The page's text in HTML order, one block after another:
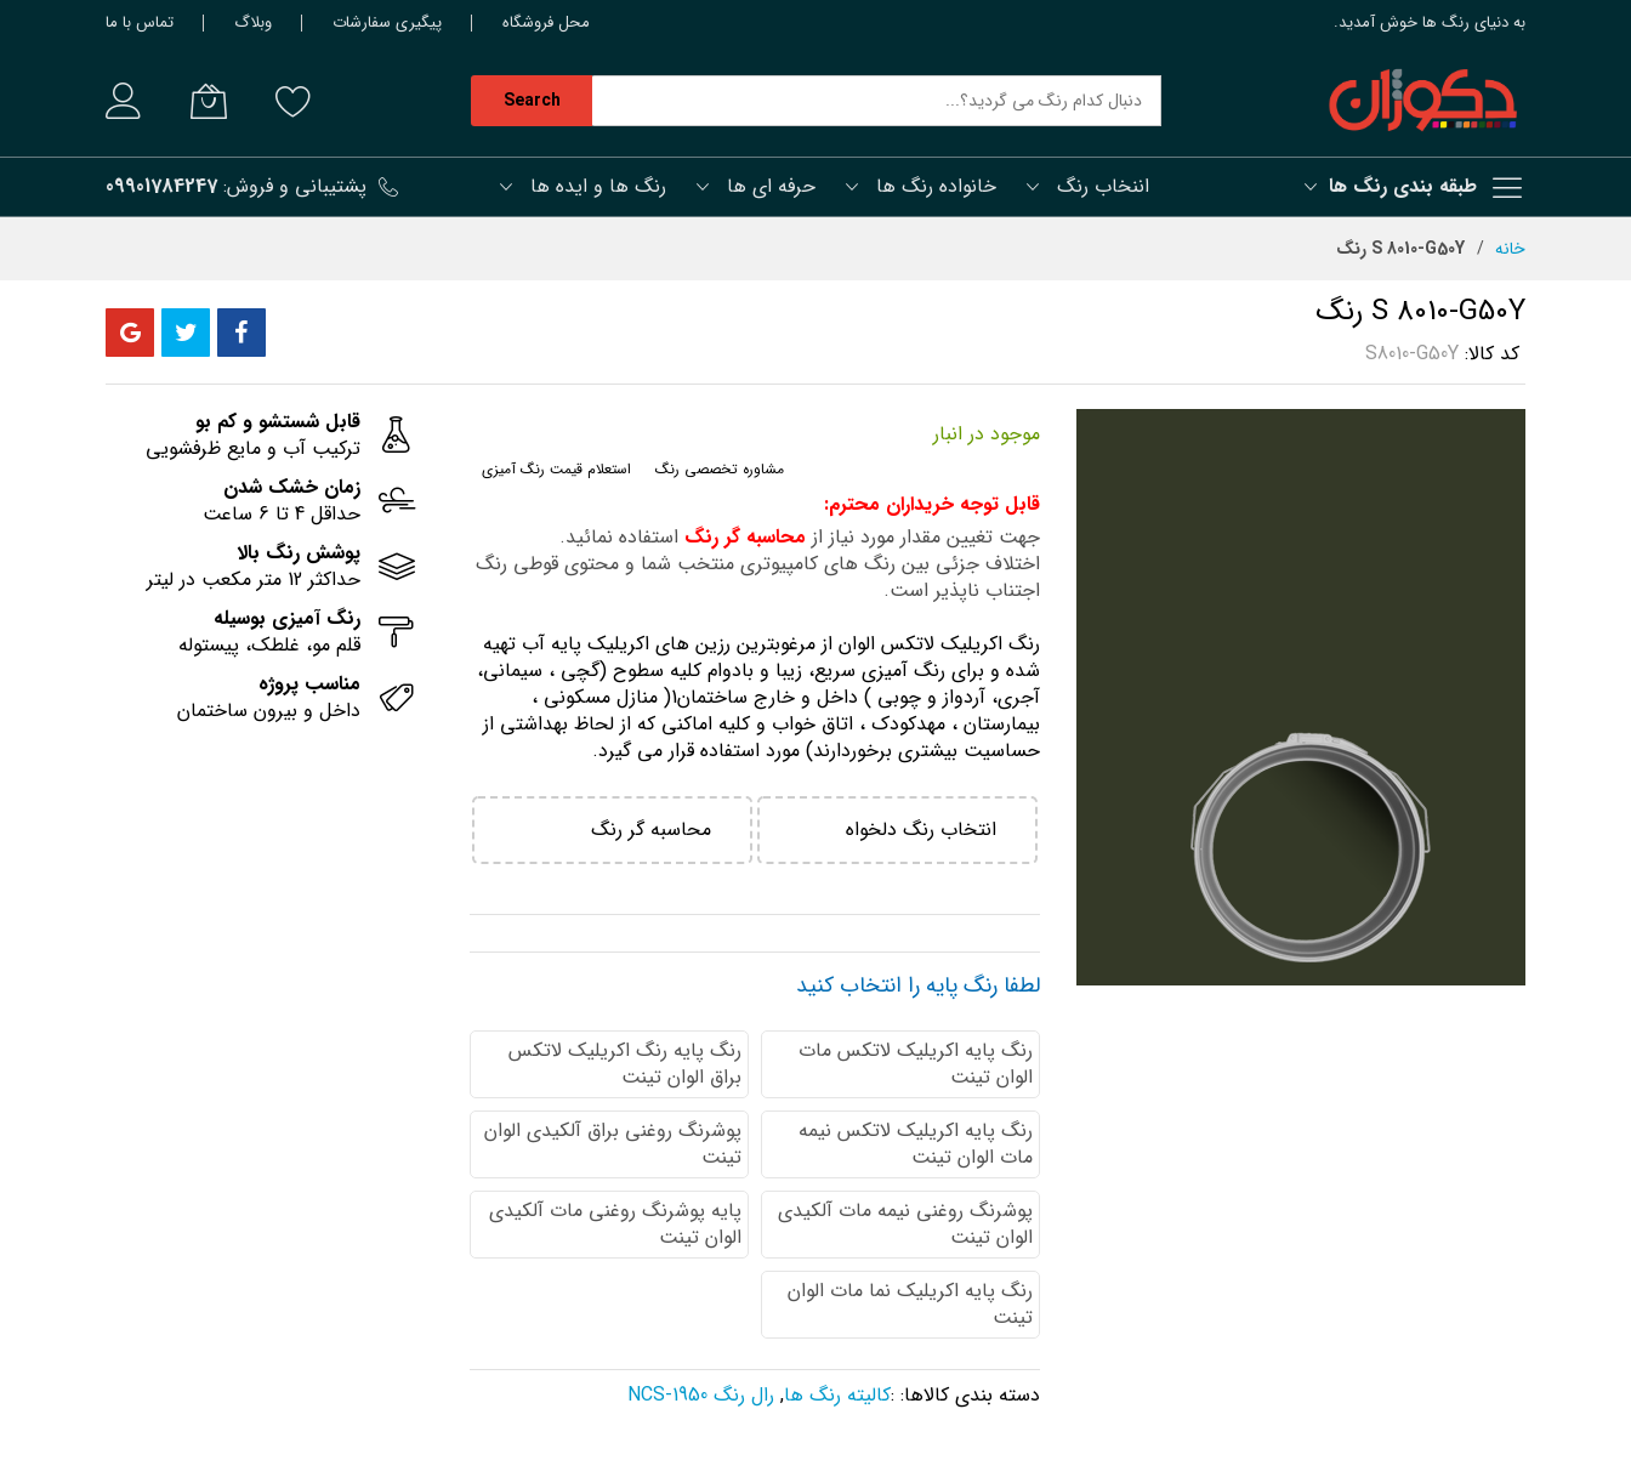
به دنیای رنگ ها خوش آمدید. محل فروشگاه پیگیری سفارشات وبلاگ تماس با ما
طبقه بندی رنگ ها
Search
اننخاب رنگ خانواده رنگ ها حرفه ای ها رنگ ها و ایده ها پشتیبانی و فروش:09901784247
خانه S 8010-G50Y رنگ
S 8010-G50Y رنگ
کد کالا S8010-G50Y
موجود در انبار
استعلام قیمت رنگ آمیزی مشاوره تخصصی رنگ
قابل توجه خریداران محترم:
جهت تغیین مقدار مورد نیاز از محاسبه گر رنگ استفاده نمائید.
اختلاف جزئی بین رنگ های کامپیوتری منتخب شما و محتوی قوطی رنگ
اجتناب ناپذیر است.
رنگ اكريليك لاتكس الوان از مرغوبترين رزين هاي اكريليك پايه آب تهيه
شده و برای رنگ آمیزی سریع، زیبا و بادوام کلیه سطوح (گچی ، سیمانی،
آجری، آردواز و چوبی ) داخل و خارج ساختمان1( منازل مسكوني ،
بيمارستان ، مهدكودك ، اتاق خواب و كليه اماكني كه از لحاظ بهداشتي از
حساسيت بيشتري برخوردارند) مورد استفاده قرار می گیرد.
انتخاب رنگ دلخواه محاسبه گر رنگ
لطفا رنگ پایه را انتخاب کنید
رنگ پایه اكريليك لاتكس مات
الوان تینت
رنگ پایه رنگ اكريليك لاتكس
براق الوان تینت
رنگ پایه اكريليك لاتكس نيمه
مات الوان تینت
پوشرنگ روغنی براق آلکیدی الوان
تینت
پوشرنگ روغنی نیمه مات آلکیدی
الوان تینت
پایه پوشرنگ روغنی مات آلکیدی
الوان تینت
رنگ پایه اکریلیک نما مات الوان
تینت
دسته بندی کالاها: :کالیته رنگ ها, رال رنگ NCS-1950
قابل شستشو و کم بو
ترکیب آب و مایع ظرفشویی
زمان خشک شدن
حداقل 4 تا 6 ساعت
پوشش رنگ بالا
حداکثر 12 متر مکعب در لیتر
رنگ آمیزی بوسیله
قلم مو، غلطک، پیستوله
مناسب پروژه
داخل و بیرون ساختمان